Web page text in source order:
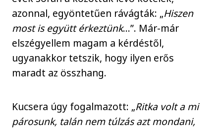
azonnal, egyöntetűen rávágták: „Hiszen
most is együtt érkeztünk…”. Már-már
elszégyellem magam a kérdéstől,
ugyanakkor tetszik, hogy ilyen erős
maradt az összhang.
Kucsera úgy fogalmazott: „Ritka volt a mi
párosunk, talán nem túlzás azt mondani,